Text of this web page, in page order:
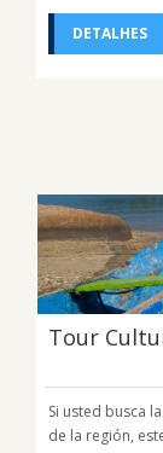
DETALHES
Tour
Si usted busca
de la región,